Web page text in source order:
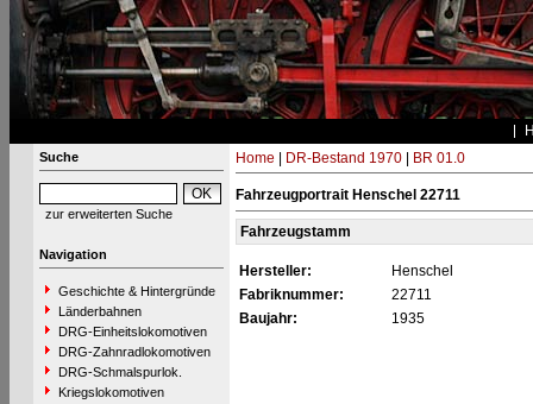
Suche
zur erweiterten Suche
Navigation
Geschichte & Hintergründe
Länderbahnen
DRG-Einheitslokomotiven
DRG-Zahnradlokomotiven
DRG-Schmalspurlok.
Kriegslokomotiven
Home DR-Bestand 1970| BR 01.0
Fahrzeugportrait Henschel 22711
Fahrzeugstamm
Hersteller:
Henschel
Fabriknummer:
22711
Baujahr:
1935